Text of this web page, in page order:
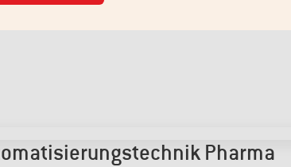
Pharma